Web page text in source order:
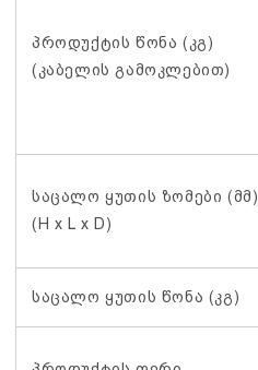
პროდუქტის წონა (კგ)
(კაბელის გამოკლებით)
საცალო ყუთის ზომები (მმ)
(H x L x D)
საცალო ყუთის წონა (კგ)